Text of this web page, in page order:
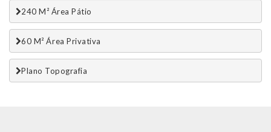
240 M² Área Pátio
60 M² Área Privativa
Plano Topografia